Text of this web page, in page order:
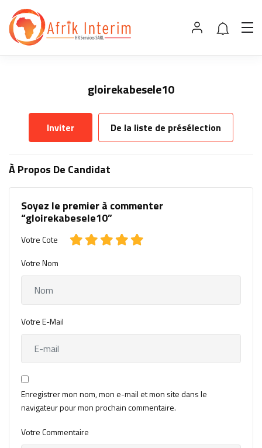
gloirekabesele10
Inviter De la liste de présélection
À Propos De Candidat
Soyez le premier à commenter
“gloirekabesele10”
Votre Cote
Votre Nom
Votre E-Mail
Enregistrer mon nom, mon e-mail et mon site dans le
navigateur pour mon prochain commentaire.
Votre Commentaire